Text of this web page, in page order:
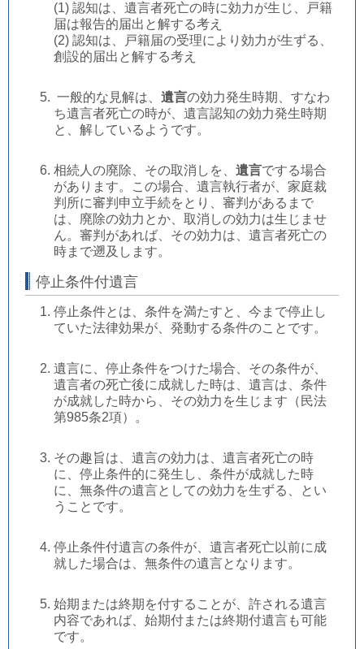
(1) 認知は、遺言者死亡の時に効力が生じ、戸籍
届は報告的届出と解する考え
(2) 認知は、戸籍届の受理により効力が生ずる、
創設的届出と解する考え
一般的な見解は、 遺言の効力発生時期、すなわ
ち遺言者死亡の時が、遺言認知の効力発生時期
と、解しているようです。
相続人の廃除、その取消しを、 遺言でする場合
があります。この場合、遺言執行者が、家庭裁
判所に審判申立手続をとり、審判があるまで
は、廃除の効力とか、取消しの効力は生じませ
ん。審判があれば、その効力は、遺言者死亡の
時まで遡及します。
停止条件付遺言
停止条件とは、条件を満たすと、今まで停止し
ていた法律効果が、発動する条件のことです。
遺言に、停止条件をつけた場合、その条件が、
遺言者の死亡後に成就した時は、遺言は、条件
が成就した時から、その効力を生じます（民法
第985条2項）。
その趣旨は、遺言の効力は、遺言者死亡の時
に、停止条件的に発生し、条件が成就した時
に、無条件の遺言としての効力を生ずる、とい
うことです。
停止条件付遺言の条件が、遺言者死亡以前に成
就した場合は、無条件の遺言となります。
始期または終期を付することが、許される遺言
内容であれば、始期付または終期付遺言も可能
です。